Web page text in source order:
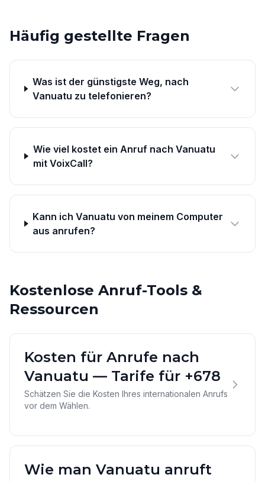
Häufig gestellte Fragen
Was ist der günstigste Weg, nach
Vanuatu zu telefonieren?
Wie viel kostet ein Anruf nach Vanuatu
mit VoixCall?
Kann ich Vanuatu von meinem Computer
aus anrufen?
Kostenlose Anruf-Tools &
Ressourcen
Kosten für Anrufe nach
Vanuatu — Tarife für +678
Schätzen Sie die Kosten Ihres internationalen Anrufs
vor dem Wählen.
Wie man Vanuatu anruft